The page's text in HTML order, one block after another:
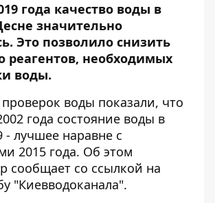
года качество воды в
значительно
Это позволило снизить
реагентов, необходимых
воды.
проверок воды показали, что
года состояние воды в
- лучшее наравне с
2015 года. Об этом
сообщает со ссылкой на
"Киевводоканала".